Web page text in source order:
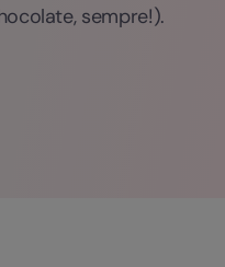
sempre!).